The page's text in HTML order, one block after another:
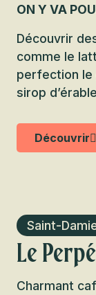
ON Y VA
Découvrir
comme le
perfection le
sirop
Découvrir
Saint-
Le
Charmant